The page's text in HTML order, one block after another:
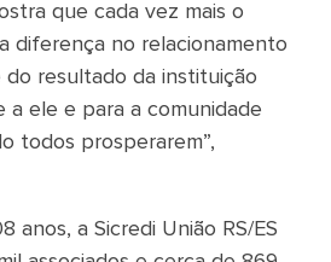
que cada vez mais o
diferença no relacionamento
resultado da instituição
ele e para a comunidade
todos prosperarem”,
anos, a Sicredi União RS/ES